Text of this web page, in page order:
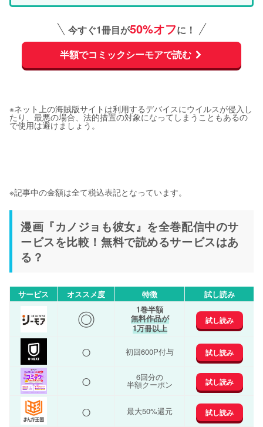
今すぐ1冊目が50%オフに！
半額でコミックシーモアで読む
※ネット上の海賊版サイトは利用するデバイスにウイルスが侵入し
たり、最悪の場合、法的措置の対象になってしまうこともあるの
で使用は避けましょう。
※記事中の金額は全て税込表記となっています。
漫画『カノジョも彼女』を全巻配信中のサ
ービスを比較！無料で読めるサービスはあ
る？
サービス オススメ度 特徴 試し読み
◎ 1巻半額
無料作品が
1万冊以上
試し読み
○ 初回600P付与 試し読み
○ 6回分の
半額クーポン 試し読み
○ 最大50%還元 試し読み